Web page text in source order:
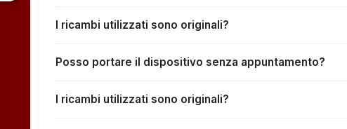
I ricambi utilizzati sono originali?
Posso portare il dispositivo senza appuntamento?
I ricambi utilizzati sono originali?